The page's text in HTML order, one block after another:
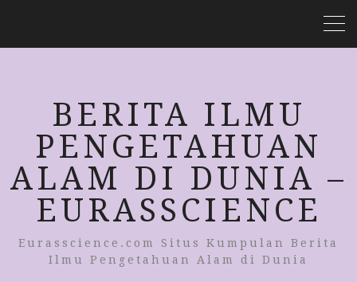
BERITA ILMU
PENGETAHUAN
ALAM DI DUNIA –
EURASSCIENCE
Eurasscience.com Situs Kumpulan Berita
Ilmu Pengetahuan Alam di Dunia